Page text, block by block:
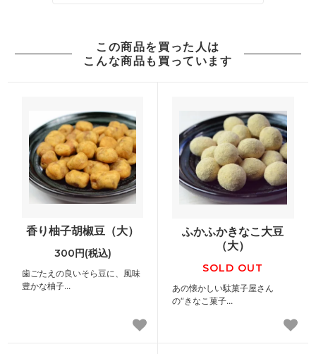
この商品を買った人は
こんな商品も買っています
香り柚子胡椒豆（大）
300円(税込)
歯ごたえの良いそら豆に、風味
豊かな柚子...
ふかふかきなこ大豆
（大）
SOLD OUT
あの懐かしい駄菓子屋さん
の“きなこ菓子...